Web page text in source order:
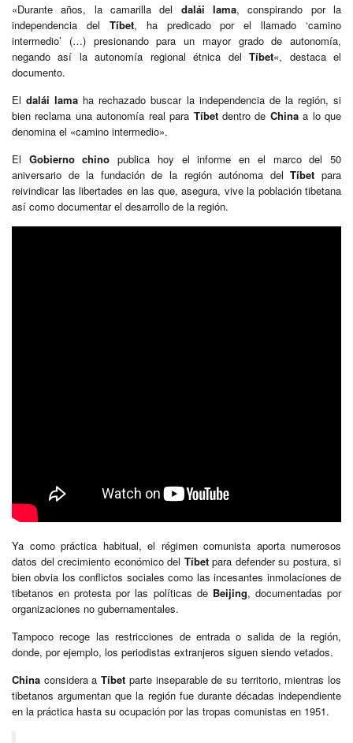
«Durante años, la camarilla del dalái lama, conspirando por la
independencia del Tíbet, ha predicado por el llamado ‘camino
intermedio’ (…) presionando para un mayor grado de autonomía,
negando así la autonomía regional étnica delTíbet«, destaca el
documento.
Eldalái lama ha rechazado buscar la independencia de la región, si
bien reclama una autonomía real para Tíbetdentro de Chinaa lo que
denomina el «camino intermedio».
El Gobierno chino publica hoy el informe en el marco del 50
aniversario de la fundación de la región autónoma delTíbet para
reivindicar las libertades en las que, asegura, vive la población tibetana
así como documentar el desarrollo de la región.
Ya como práctica habitual, el régimen comunista aporta numerosos
datos del crecimiento económico del Tíbetpara defender su postura, si
bien obvia los conflictos sociales como las incesantes inmolaciones de
tibetanos en protesta por las políticas de Beijing, documentadas por
organizaciones no gubernamentales.
Tampoco recoge las restricciones de entrada o salida de la región,
donde, por ejemplo, los periodistas extranjeros siguen siendo vetados.
China considera aTíbet parte inseparable de su territorio, mientras los
tibetanos argumentan que la región fue durante décadas independiente
en la práctica hasta su ocupación por las tropas comunistas en 1951.